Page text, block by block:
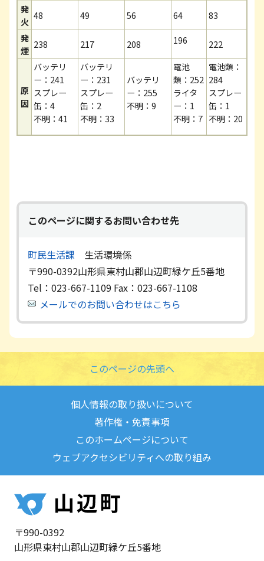
発
火
48 49 56 64
83
発
煙
238 217 208 196 222
原
因
バッテリ
ー：241
スプレー
缶：4
不明：41
バッテリ
ー：231
スプレー
缶：2
不明：33
バッテリ
ー：255
不明：9
電池
類：252
ライタ
ー：1
不明：7
​電池類：
284
スプレー
缶：1
不明：20
このページに関するお問い合わせ先
町民生活課
生活環境係
〒990-0392山形県東村山郡山辺町緑ケ丘5番地
Tel：023-667-1109 Fax：023-667-1108
メールでのお問い合わせはこちら
このページの先頭へ
個人情報の取り扱いについて
著作権・免責事項
このホームページについて
ウェブアクセシビリティへの取り組み
〒990-0392
山形県東村山郡山辺町緑ケ丘5番地